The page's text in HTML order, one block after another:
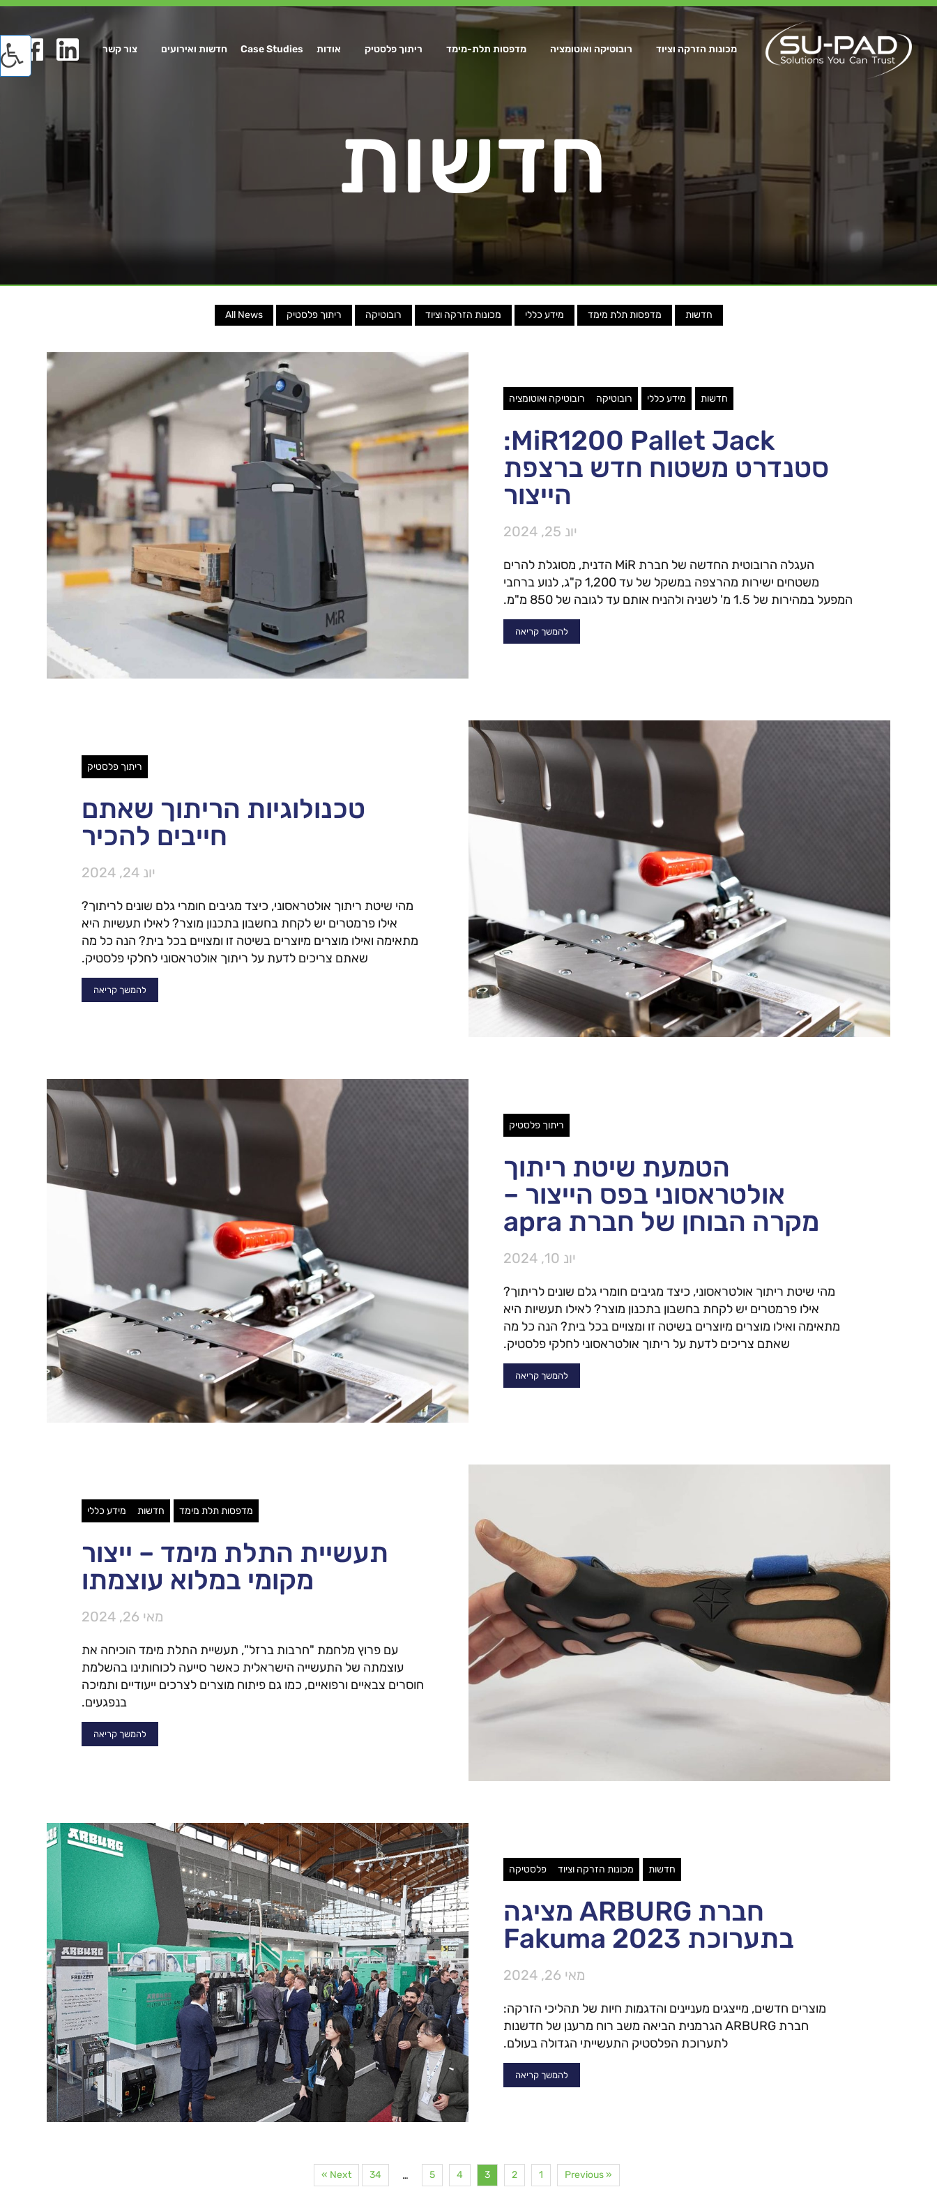
מכונות הזרקה וציוד רובוטיקה ואוטומציה מדפסות תלת-מימד ריתוך פלסטיק אודות Case Studies חדשות ואירועים צור קשר
חדשות
חדשות מדפסות תלת מימד מידע כללי מכונות הזרקה וציוד רובוטיקה ריתוך פלסטיק All News
חדשות מידע כללי רובוטיקה רובוטיקה ואוטומציה
MiR1200 Pallet Jack:
סטנדרט משטוח חדש ברצפת
הייצור
יונ 25, 2024
העגלה הרובוטית החדשה של חברת MiR הדנית, מסוגלת להרים
משטחים ישירות מהרצפה במשקל של עד 1,200 ק"ג, לנוע ברחבי
המפעל במהירות של 1.5 מ' לשניה ולהניח אותם עד לגובה של 850 מ"מ.
להמשך קריאה
ריתוך פלסטיק
טכנולוגיות הריתוך שאתם
חייבים להכיר
יונ 24, 2024
מהי שיטת ריתוך אולטראסוני, כיצד מגיבים חומרי גלם שונים לריתוך?
אילו פרמטרים יש לקחת בחשבון בתכנון מוצר? לאילו תעשיות היא
מתאימה ואילו מוצרים מיוצרים בשיטה זו ומצויים בכל בית? הנה כל מה
שאתם צריכים לדעת על ריתוך אולטראסוני לחלקי פלסטיק.
להמשך קריאה
ריתוך פלסטיק
הטמעת שיטת ריתוך
אולטראסוני בפס הייצור –
מקרה הבוחן של חברת apra
יונ 10, 2024
מהי שיטת ריתוך אולטראסוני, כיצד מגיבים חומרי גלם שונים לריתוך?
אילו פרמטרים יש לקחת בחשבון בתכנון מוצר? לאילו תעשיות היא
מתאימה ואילו מוצרים מיוצרים בשיטה זו ומצויים בכל בית? הנה כל מה
שאתם צריכים לדעת על ריתוך אולטראסוני לחלקי פלסטיק.
להמשך קריאה
מדפסות תלת מימד חדשות מידע כללי
תעשיית התלת מימד – ייצור
מקומי במלוא עוצמתו
מאי 26, 2024
עם פרוץ מלחמת "חרבות ברזל", תעשיית התלת מימד הוכיחה את
עוצמתה של התעשייה הישראלית כאשר סייעה לכוחותינו בהשלמת
חוסרים צבאיים ורפואיים, כמו גם פיתוח מוצרים לצרכים ייעודיים ותמיכה
בנפגעים.
להמשך קריאה
חדשות מכונות הזרקה וציוד פלסטיקה
חברת ARBURG מציגה
בתערוכת Fakuma 2023
מאי 26, 2024
מוצרים חדשים, מייצגים מעניינים והדגמות חיות של תהליכי הזרקה:
חברת ARBURG הגרמנית הביאה משב רוח מרענן של חדשנות
לתערוכת הפלסטיק התעשייתי הגדולה בעולם.
להמשך קריאה
« Previous
1
2
3
4
5
…
34
Next »